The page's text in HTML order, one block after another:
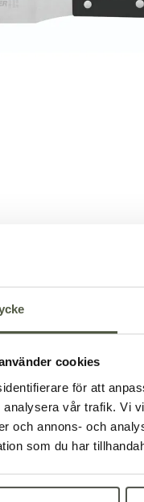
cookies
för att
vår trafik. Vi
och annons- och
som du har
på
Fortsätt som